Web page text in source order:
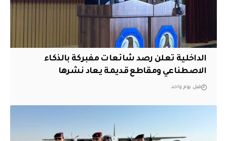
الداخلية تعلن رصد شائعات مفبركة بالذكاء
الاصطناعي ومقاطع قديمة يعاد نشرها
قبل يوم واحد